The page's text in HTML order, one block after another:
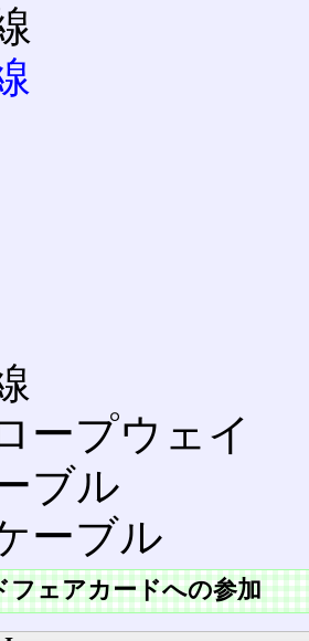
ープウェイ
ブル
ーブル
フェアカードへの参加